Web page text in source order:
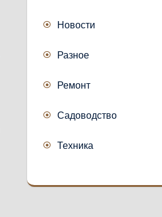
Новости
Разное
Ремонт
Садоводство
Техника